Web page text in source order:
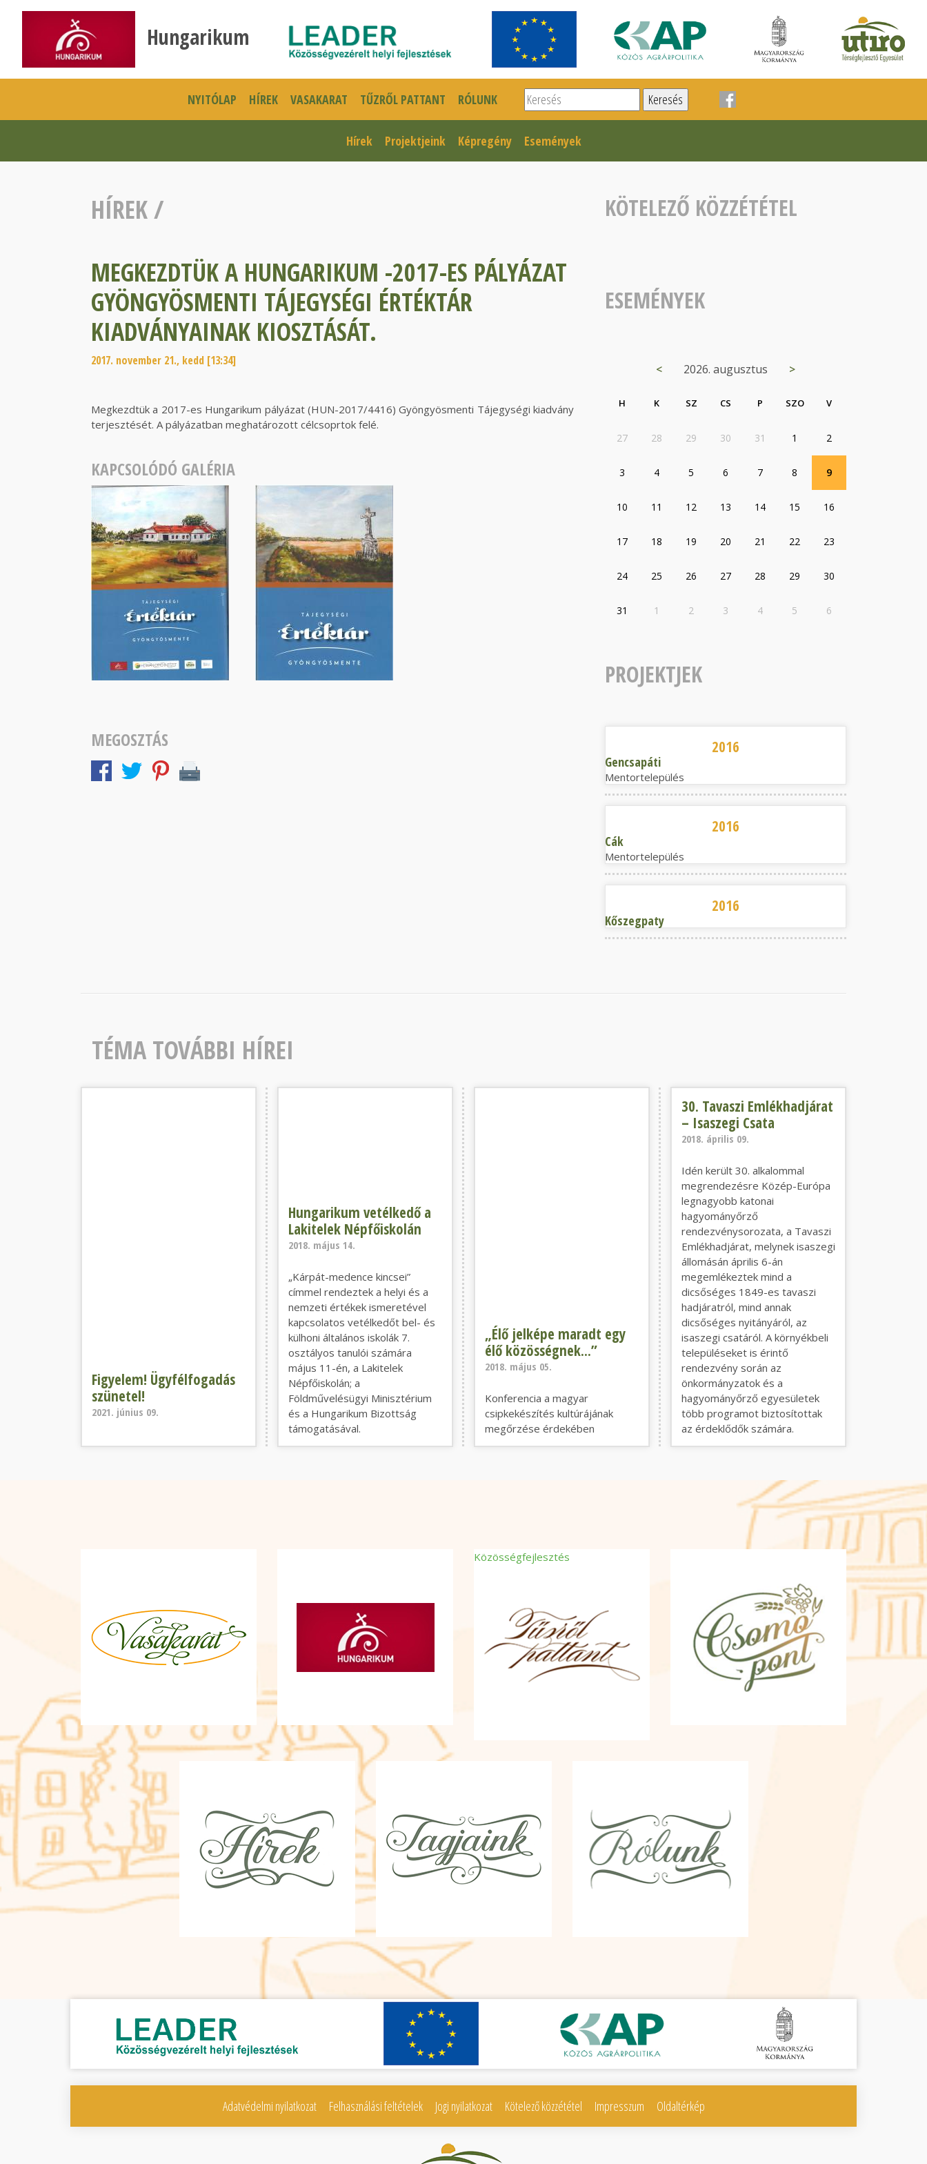
Hungarikum
NYITÓLAP HÍREK VASAKARAT TŰZRŐL PATTANT RÓLUNK Keresés
Hírek Projektjeink Képregény Események
HÍREK/
MEGKEZDTÜK A HUNGARIKUM -2017-ES PÁLYÁZAT
GYÖNGYÖSMENTI TÁJEGYSÉGI ÉRTÉKTÁR
KIADVÁNYAINAK KIOSZTÁSÁT.
2017. november 21., kedd [13:34]
Megkezdtük a 2017-es Hungarikum pályázat (HUN-2017/4416) Gyöngyösmenti Tájegységi kiadvány
terjesztését. A pályázatban meghatározott célcsoprtok felé.
KAPCSOLÓDÓ GALÉRIA
MEGOSZTÁS
KÖTELEZŐ KÖZZÉTÉTEL
ESEMÉNYEK
< 2026. augusztus >
H K SZ CS P SZO V
27 28 29 30 31 1 2
3 4 5 6 7 8 9
10 11 12 13 14 15 16
17 18 19 20 21 22 23
24 25 26 27 28 29 30
31 1 2 3 4 5 6
PROJEKTJEK
2016
Gencsapáti
Mentortelepülés
2016
Cák
Mentortelepülés
2016
Kőszegpaty
TÉMA TOVÁBBI HÍREI
Figyelem! Ügyfélfogadás
szünetel!
2021. június 09.
Hungarikum vetélkedő a Lakitelek Népfőiskolán
Hungarikum vetélkedő a
Lakitelek Népfőiskolán
2018. május 14.
„Kárpát-medence kincsei”
címmel rendeztek a helyi és a
nemzeti értékek ismeretével
kapcsolatos vetélkedőt bel- és
külhoni általános iskolák 7.
osztályos tanulói számára
május 11-én, a Lakitelek
Népfőiskolán; a
Földművelésügyi Minisztérium
és a Hungarikum Bizottság
támogatásával.
„Élő jelképe maradt egy élő közösségnek...”
„Élő jelképe maradt egy
élő közösségnek...”
2018. május 05.
Konferencia a magyar
csipkekészítés kultúrájának
megőrzése érdekében
30. Tavaszi Emlékhadjárat
– Isaszegi Csata
2018. április 09.
Idén került 30. alkalommal
megrendezésre Közép-Európa
legnagyobb katonai
hagyományőrző
rendezvénysorozata, a Tavaszi
Emlékhadjárat, melynek isaszegi
állomásán április 6-án
megemlékeztek mind a
dicsőséges 1849-es tavaszi
hadjáratról, mind annak
dicsőséges nyitányáról, az
isaszegi csatáról. A környékbeli
településeket is érintő
rendezvény során az
önkormányzatok és a
hagyományőrző egyesületek
több programot biztosítottak
az érdeklődők számára.
Közösségfejlesztés
Térségi civil összefogást és tenni
akarást erősítő EFOP
pályázatunk
Adatvédelmi nyilatkozat Felhasználási feltételek Jogi nyilatkozat Kötelező közzététel Impresszum Oldaltérkép